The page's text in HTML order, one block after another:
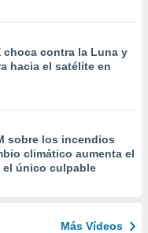
choca contra la Luna y
hacia el satélite en
sobre los incendios
climático aumenta el
el único culpable
Más Vídeos